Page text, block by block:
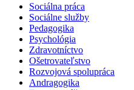
Sociálna práca
Sociálne služby
Pedagogika
Psychológia
Zdravotníctvo
Ošetrovateľstvo
Rozvojová spolupráca
Andragogika